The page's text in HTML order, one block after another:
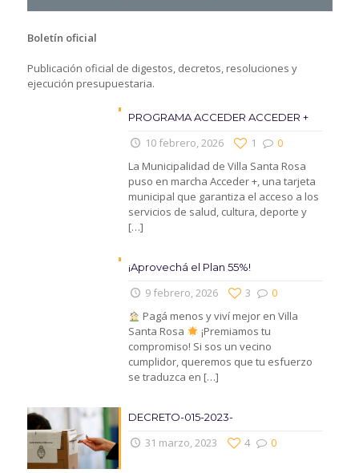
Boletín oficial
Publicación oficial de digestos, decretos, resoluciones y
ejecución presupuestaria.
PROGRAMA ACCEDER ACCEDER +
10 febrero, 2026 0
1
La Municipalidad de Villa Santa Rosa
puso en marcha Acceder +, una tarjeta
municipal que garantiza el acceso a los
servicios de salud, cultura, deporte y
[…]
¡Aprovechá el Plan 55%!
9 febrero, 2026 0
3
Pagá menos y viví mejor en Villa
Santa Rosa
¡Premiamos tu
compromiso! Si sos un vecino
cumplidor, queremos que tu esfuerzo
se traduzca en […]
DECRETO-015-2023-
31 marzo, 2023 0
4